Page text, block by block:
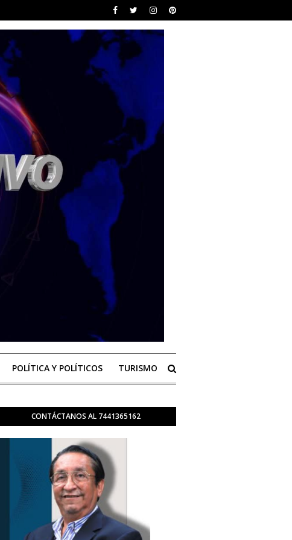
POLÍTICA Y POLÍTICOS TURISMO
CONTÁCTANOS AL 7441365162